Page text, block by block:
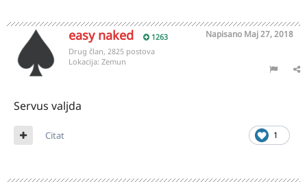
easy naked 1263 Napisano Maj 27, 2018
Drug član, 2825 postova
Lokacija: Zemun
Servus valjda
1
Citat